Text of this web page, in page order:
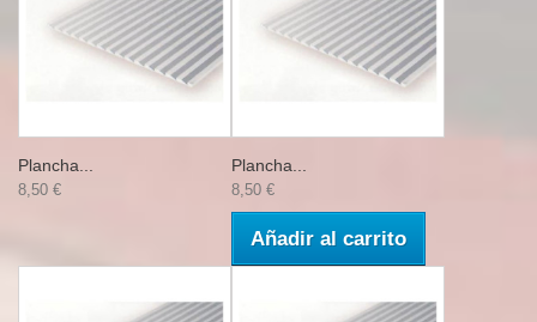
Plancha...
8,50 €
Plancha...
8,50 €
Añadir al carrito